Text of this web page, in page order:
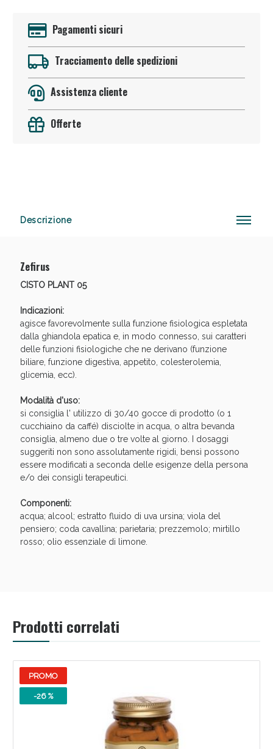
Pagamenti sicuri
Tracciamento delle spedizioni
Assistenza cliente
Offerte
Descrizione
Zefirus
CISTO PLANT 05
Indicazioni:
agisce favorevolmente sulla funzione fisiologica espletata
dalla ghiandola epatica e, in modo connesso, sui caratteri
delle funzioni fisiologiche che ne derivano (funzione
biliare, funzione digestiva, appetito, colesterolemia,
glicemia, ecc).
Modalità d'uso:
si consiglia l' utilizzo di 30/40 gocce di prodotto (o 1
cucchiaino da caffé) disciolte in acqua, o altra bevanda
consiglia, almeno due o tre volte al giorno. I dosaggi
suggeriti non sono assolutamente rigidi, bensì possono
essere modificati a seconda delle esigenze della persona
e/o dei consigli terapeutici.
Componenti:
acqua; alcool; estratto fluido di uva ursina; viola del
pensiero; coda cavallina; parietaria; prezzemolo; mirtillo
rosso; olio essenziale di limone.
Prodotti correlati
PROMO
-26 %
Anticellulite e Fanghi: Sconto fino al 40% valido
oggi!
Sconto fino al 55% disponibile oggi!
Vie Urinarie e Prostata: Sconti fino al 45% oggi!